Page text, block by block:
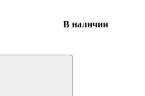
В наличии